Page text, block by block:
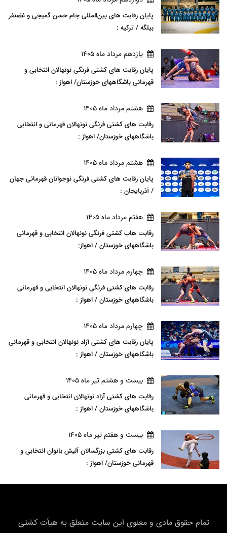
پایان رقابت های بین‌المللی جام حسن گمیجی و غضنفر
بیلگه / ترکیه :
يازدهم مرداد ماه 1405
پایان رقابت های کشتی فرنگی نونهالان انتخابی و
قهرمانی باشگاههای خوزستان/ اهواز :
هشتم مرداد ماه 1405
رقابت های کشتی فرنگی نونهالان قهرمانی و انتخابی
باشگاههای خوزستان/ اهواز :
هشتم مرداد ماه 1405
پایان رقابت های کشتی فرنگی نوجوانان قهرمانی جهان
/ آذربایجان :
هفتم مرداد ماه 1405
رقابت هاب کشتی فرنگی نونهالان انتخابی و قهرمانی
باشگاههای خوزستان / اهواز:
چهارم مرداد ماه 1405
رقابت های کشتی فرنگی نونهالان انتخابی و قهرمانی
باشگاههای خوزستان / اهواز :
چهارم مرداد ماه 1405
پایان رقابت های کشتی آزاد نونهالان انتخابی و قهرمانی
باشگاههای خوزستان / اهواز :
بيست و هشتم تير ماه 1405
رقابت های کشتی آزاد نونهالان انتخابی و قهرمانی
باشگاههای خوزستان / اهواز :
بيست و هفتم تير ماه 1405
رقابت های کشتی بزرگسالان آلیش بانوان انتخابی و
قهرمانی خوزستان/ اهواز :
تمام حقوق مادی و معنوی این سایت متعلق به هیأت كشتی